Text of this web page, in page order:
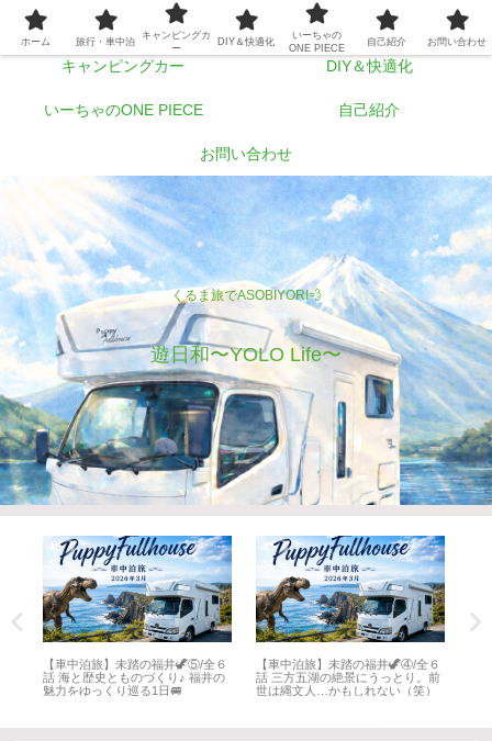
くるま旅でASOBIYORI💨
遊日和〜YOLO Life〜
ホーム 旅行・車中泊
キャンピングカー DIY＆快適化
いーちゃのONE PIECE 自己紹介
お問い合わせ
【車中泊旅】未踏の福井🦖⑤/全６
話 海と歴史とものづくり♪ 福井の
魅力をゆっくり巡る1日🚐
【車中泊旅】未踏の福井🦖④/全６
話 三方五湖の絶景にうっとり。前
世は縄文人…かもしれない（笑）
ホーム 旅行・車中泊
キャンピングカ
ー
DIY＆快適化
いーちゃの
ONE PIECE
自己紹介 お問い合わせ